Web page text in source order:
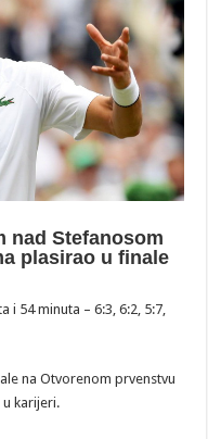
nad Stefanosom
plasirao u finale
54 minuta – 6:3, 6:2, 5:7,
na Otvorenom prvenstvu
karijeri.